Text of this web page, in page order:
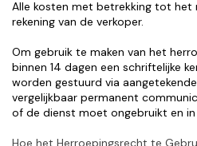
Alle kosten met betrekking tot het
rekening van de verkoper.
Om gebruik te maken van het
binnen 14 dagen een schriftelijke
worden gestuurd via
vergelijkbaar permanent
of de dienst moet ongebruikt en
Hoe het Herroepingsrecht te